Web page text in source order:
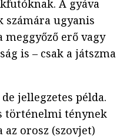
A gyáva
számára ugyanis
meggyőző erő vagy
is – csak a játszma
jellegzetes példa.
történelmi ténynek
orosz (szovjet)